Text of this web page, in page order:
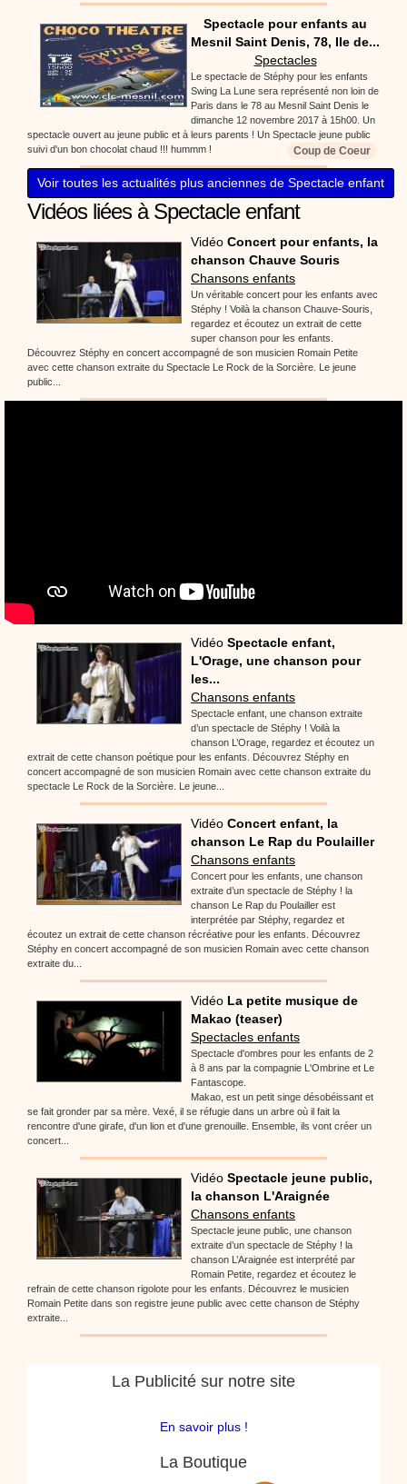
Spectacle pour enfants au
Mesnil Saint Denis, 78, Ile de...
Spectacles
Le spectacle de Stéphy pour les enfants
Swing La Lune sera représenté non loin de
Paris dans le 78 au Mesnil Saint Denis le
dimanche 12 novembre 2017 à 15h00. Un
spectacle ouvert au jeune public et à leurs parents ! Un Spectacle jeune public
suivi d'un bon chocolat chaud !!! hummm !
Coup de Coeur
Voir toutes les actualités plus anciennes de Spectacle enfant
Vidéos liées à Spectacle enfant
Vidéo Concert pour enfants, la
chanson Chauve Souris
Chansons enfants
Un véritable concert pour les enfants avec
Stéphy ! Voilà la chanson Chauve-Souris,
regardez et écoutez un extrait de cette
super chanson pour les enfants.
Découvrez Stéphy en concert accompagné de son musicien Romain Petite
avec cette chanson extraite du Spectacle Le Rock de la Sorcière. Le jeune
public...
Vidéo Spectacle enfant,
L'Orage, une chanson pour
les...
Chansons enfants
Spectacle enfant, une chanson extraite
d’un spectacle de Stéphy ! Voilà la
chanson L’Orage, regardez et écoutez un
extrait de cette chanson poétique pour les enfants. Découvrez Stéphy en
concert accompagné de son musicien Romain avec cette chanson extraite du
spectacle Le Rock de la Sorcière. Le jeune...
Vidéo Concert enfant, la
chanson Le Rap du Poulailler
Chansons enfants
Concert pour les enfants, une chanson
extraite d’un spectacle de Stéphy ! la
chanson Le Rap du Poulailler est
interprétée par Stéphy, regardez et
écoutez un extrait de cette chanson récréative pour les enfants. Découvrez
Stéphy en concert accompagné de son musicien Romain avec cette chanson
extraite du...
Vidéo La petite musique de
Makao (teaser)
Spectacles enfants
Spectacle d'ombres pour les enfants de 2
à 8 ans par la compagnie L'Ombrine et Le
Fantascope.
Makao, est un petit singe désobéissant et
se fait gronder par sa mère. Vexé, il se réfugie dans un arbre où il fait la
rencontre d'une girafe, d'un lion et d'une grenouille. Ensemble, ils vont créer un
concert...
Vidéo Spectacle jeune public,
la chanson L'Araignée
Chansons enfants
Spectacle jeune public, une chanson
extraite d’un spectacle de Stéphy ! la
chanson L’Araignée est interprété par
Romain Petite, regardez et écoutez le
refrain de cette chanson rigolote pour les enfants. Découvrez le musicien
Romain Petite dans son registre jeune public avec cette chanson de Stéphy
extraite...
La Publicité sur notre site
En savoir plus !
La Boutique